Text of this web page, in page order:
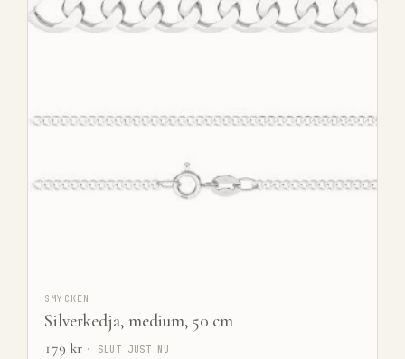
SMYCKEN
Silverkedja, medium, 50 cm
179 kr · SLUT JUST NU